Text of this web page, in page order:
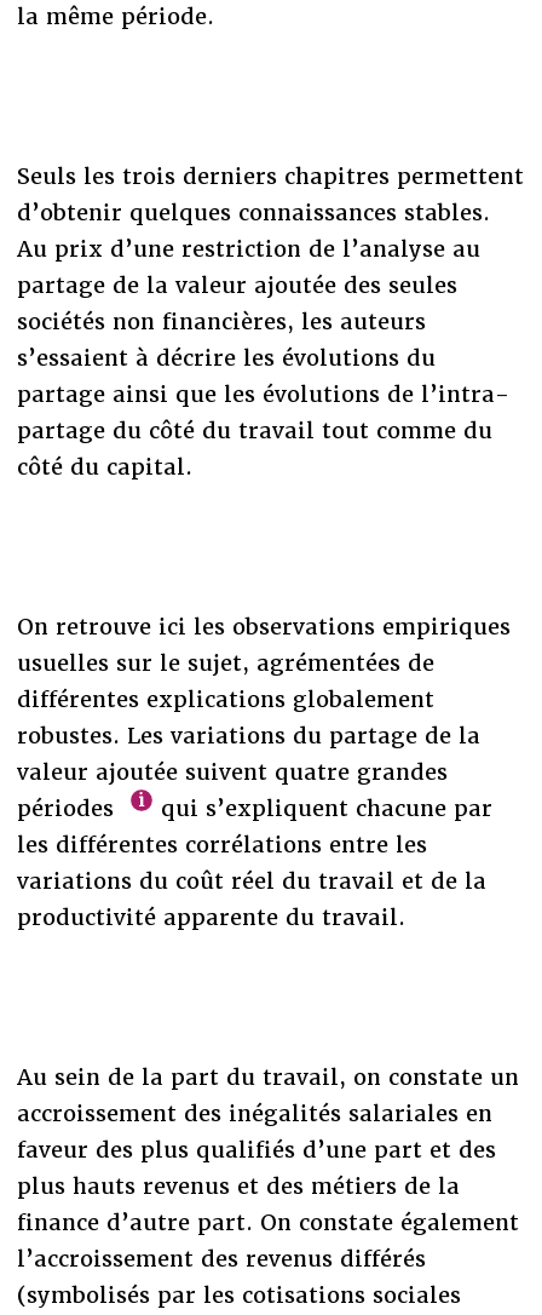
la même période.
Seuls les trois derniers chapitres permettent
d’obtenir quelques connaissances stables.
Au prix d’une restriction de l’analyse au
partage de la valeur ajoutée des seules
sociétés non financières, les auteurs
s’essaient à décrire les évolutions du
partage ainsi que les évolutions de l’intra-
partage du côté du travail tout comme du
côté du capital.
On retrouve ici les observations empiriques
usuelles sur le sujet, agrémentées de
différentes explications globalement
robustes. Les variations du partage de la
valeur ajoutée suivent quatre grandes
périodes
qui s’expliquent chacune par
les différentes corrélations entre les
variations du coût réel du travail et de la
productivité apparente du travail.
Au sein de la part du travail, on constate un
accroissement des inégalités salariales en
faveur des plus qualifiés d’une part et des
plus hauts revenus et des métiers de la
finance d’autre part. On constate également
l’accroissement des revenus différés
(symbolisés par les cotisations sociales